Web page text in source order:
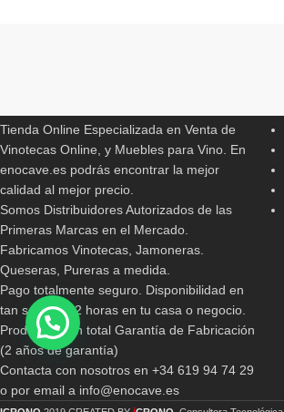
Tienda Online Especializada en Venta de
Vinotecas Online, y Muebles para Vino. En
enocave.es podrás encontrar la mejor
calidad al mejor precio.
Somos Distribuidores Autorizados de las
Primeras Marcas en el Mercado.
Fabricamos Vinotecas, Jamoneras.
Queseras, Pureras a medida.
Pago totalmente seguro. Disponibilidad en
tan solo 24/72 horas en tu casa o negocio.
Productos con total Garantía de Fabricación
(2 años de garantía)
Contacta con nosotros en +34 619 94 74 29
o por email a info@enocave.es